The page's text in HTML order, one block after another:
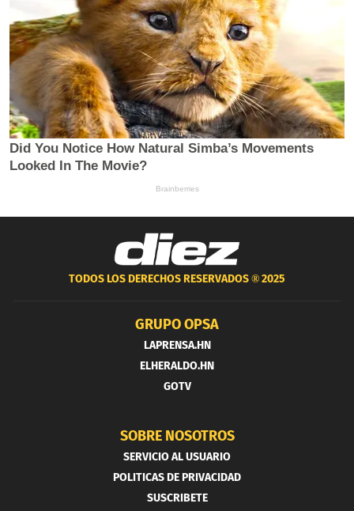
TODOS LOS DERECHOS RESERVADOS ®2025
GRUPO OPSA
LAPRENSA.HN
ELHERALDO.HN
GOTV
SOBRE NOSOTROS
SERVICIO AL USUARIO
POLITICAS DE PRIVACIDAD
SUSCRIBETE